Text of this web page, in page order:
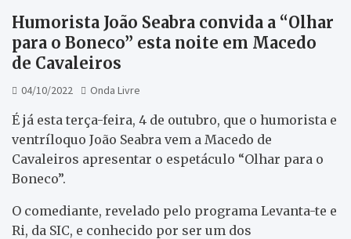
Humorista João Seabra convida a “Olhar
para o Boneco” esta noite em Macedo
de Cavaleiros
04/10/2022 Onda Livre
É já esta terça-feira, 4 de outubro, que o humorista e
ventríloquo João Seabra vem a Macedo de
Cavaleiros apresentar o espetáculo “Olhar para o
Boneco”.
O comediante, revelado pelo programa Levanta-te e
Ri, da SIC, e conhecido por ser um dos